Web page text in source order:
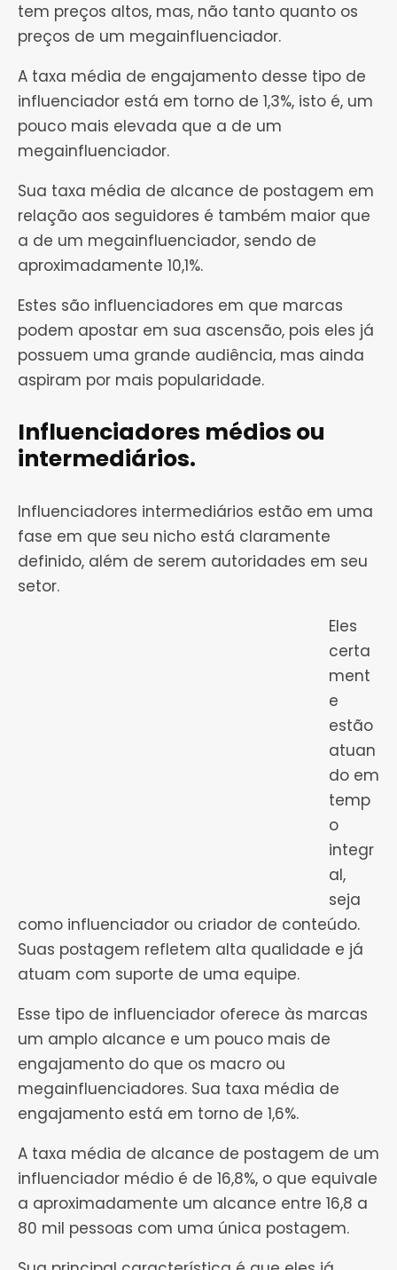
tem preços altos, mas, não tanto quanto os
preços de um megainfluenciador.
A taxa média de engajamento desse tipo de
influenciador está em torno de 1,3%, isto é, um
pouco mais elevada que a de um
megainfluenciador.
Sua taxa média de alcance de postagem em
relação aos seguidores é também maior que
a de um megainfluenciador, sendo de
aproximadamente 10,1%.
Estes são influenciadores em que marcas
podem apostar em sua ascensão, pois eles já
possuem uma grande audiência, mas ainda
aspiram por mais popularidade.
Influenciadores médios ou
intermediários.
Influenciadores intermediários estão em uma
fase em que seu nicho está claramente
definido, além de serem autoridades em seu
setor.
Eles
certa
ment
e
estão
atuan
do em
temp
o
integr
al,
seja
como influenciador ou criador de conteúdo.
Suas postagem refletem alta qualidade e já
atuam com suporte de uma equipe.
Esse tipo de influenciador oferece às marcas
um amplo alcance e um pouco mais de
engajamento do que os macro ou
megainfluenciadores. Sua taxa média de
engajamento está em torno de 1,6%.
A taxa média de alcance de postagem de um
influenciador médio é de 16,8%, o que equivale
a aproximadamente um alcance entre 16,8 a
80 mil pessoas com uma única postagem.